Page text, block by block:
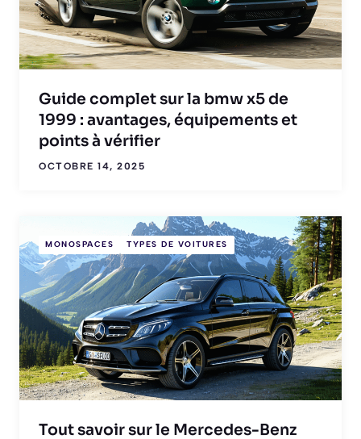
Guide complet sur la bmw x5 de
1999 : avantages, équipements et
points à vérifier
OCTOBRE 14, 2025
MONOSPACES TYPES DE VOITURES
Tout savoir sur le Mercedes-Benz